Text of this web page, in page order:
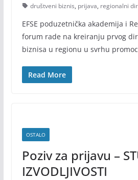
društveni biznis, prijava, regionalni
EFSE poduzetnička akademija i
forum rade na kreiranju prvog
biznisa u regionu u svrhu
Read More
OSTALO
Poziv za prijavu –
IZVODLJIVOSTI